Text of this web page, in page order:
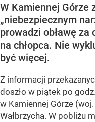
W Kamiennej Górze
„niebezpiecznym
prowadzi obławę za
na chłopca. Nie
być więcej.
Z informacji
doszło w piątek po
w Kamiennej Górze
Wałbrzycha. W pobliżu